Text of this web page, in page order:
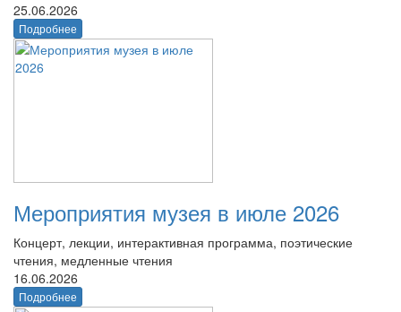
25.06.2026
Подробнее
Мероприятия музея в июле 2026
Концерт, лекции, интерактивная программа, поэтические
чтения, медленные чтения
16.06.2026
Подробнее